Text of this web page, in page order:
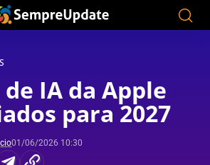
IA da Apple
para 2027
01/06/2026 10:30